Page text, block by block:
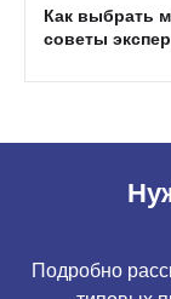
Как выбрать
советы
Подробно